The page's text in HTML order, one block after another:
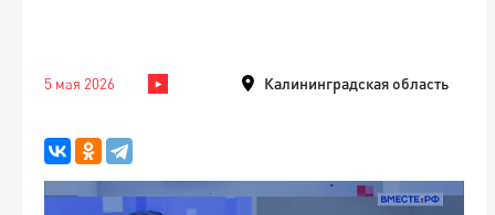
5 мая 2026 Калининградская область